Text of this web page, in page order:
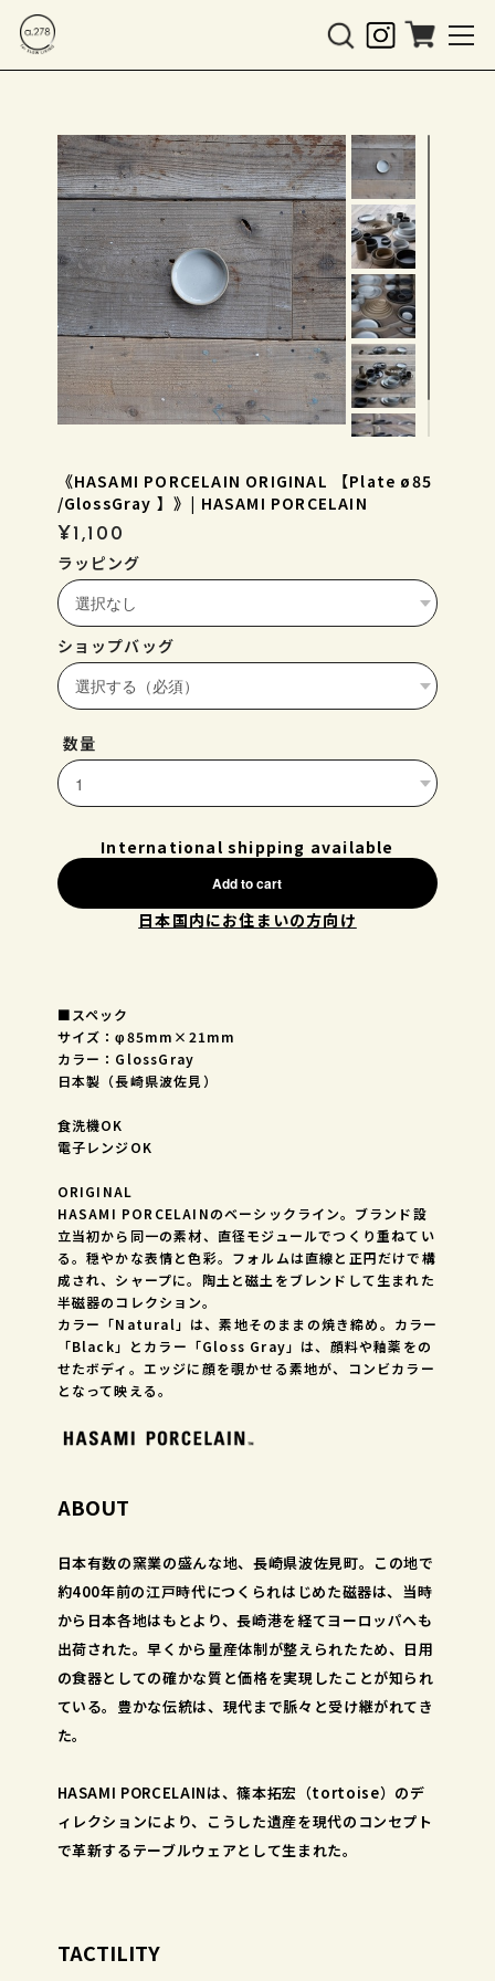
《HASAMI PORCELAIN ORIGINAL 【Plate ø85
/GlossGray 】》| HASAMI PORCELAIN
¥1,100
ラッピング
ショップバッグ
数量
International shipping available
Add to cart
日本国内にお住まいの方向け
■スペック
サイズ：φ85mm×21mm
カラー：GlossGray
日本製（長崎県波佐見）
食洗機OK
電子レンジOK
ORIGINAL
HASAMI PORCELAINのベーシックライン。ブランド設
立当初から同一の素材、直径モジュールでつくり重ねてい
る。穏やかな表情と色彩。フォルムは直線と正円だけで構
成され、シャープに。陶土と磁土をブレンドして生まれた
半磁器のコレクション。
カラー「Natural」は、素地そのままの焼き締め。カラー
「Black」とカラー「Gloss Gray」は、顔料や釉薬をの
せたボディ。エッジに顔を覗かせる素地が、コンビカラー
となって映える。
ABOUT
日本有数の窯業の盛んな地、長崎県波佐見町。この地で
約400年前の江戸時代につくられはじめた磁器は、当時
から日本各地はもとより、長崎港を経てヨーロッパへも
出荷された。早くから量産体制が整えられたため、日用
の食器としての確かな質と価格を実現したことが知られ
ている。豊かな伝統は、現代まで脈々と受け継がれてき
た。
HASAMI PORCELAINは、篠本拓宏（tortoise）のデ
ィレクションにより、こうした遺産を現代のコンセプト
で革新するテーブルウェアとして生まれた。
TACTILITY